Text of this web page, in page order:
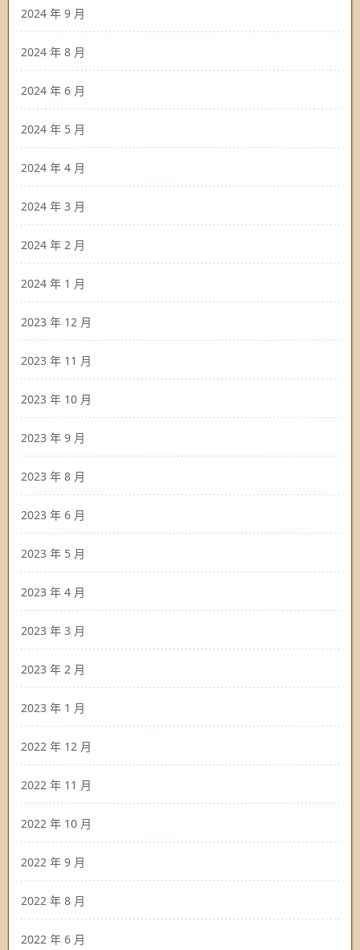
2024 年 9 月
2024 年 8 月
2024 年 6 月
2024 年 5 月
2024 年 4 月
2024 年 3 月
2024 年 2 月
2024 年 1 月
2023 年 12 月
2023 年 11 月
2023 年 10 月
2023 年 9 月
2023 年 8 月
2023 年 6 月
2023 年 5 月
2023 年 4 月
2023 年 3 月
2023 年 2 月
2023 年 1 月
2022 年 12 月
2022 年 11 月
2022 年 10 月
2022 年 9 月
2022 年 8 月
2022 年 6 月